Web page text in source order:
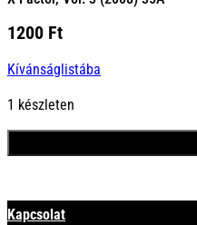
1200 Ft
Kívánságlistába
1 készleten
Kapcsolat